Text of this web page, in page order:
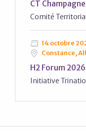
CT
Comité
14 octobre
Constance,
H2 Forum 2026
Initiative